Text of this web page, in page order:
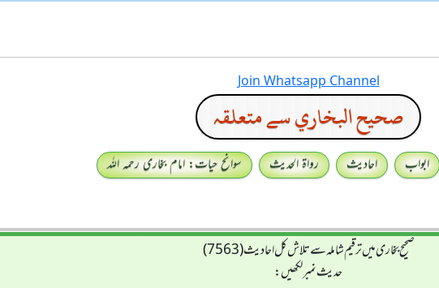
Join Whatsapp Channel
صحيح البخاري سے متعلقہ
ابواب احادیث رواۃ الحدیث
سوانح حیات: امام بخاری رحمہ اللہ
صحیح بخاری میں ترقیم شاملہ سے تلاش کل احادیث (7563)
حدیث نمبر لکھیں: